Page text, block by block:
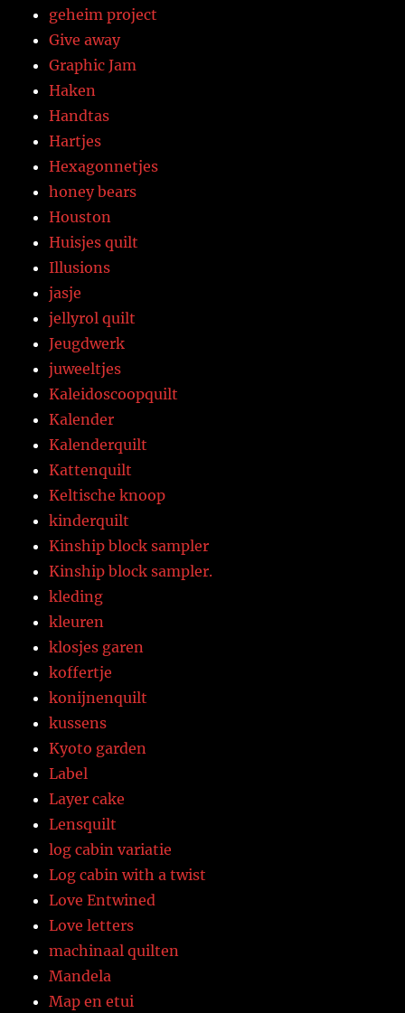
geheim project
Give away
Graphic Jam
Haken
Handtas
Hartjes
Hexagonnetjes
honey bears
Houston
Huisjes quilt
Illusions
jasje
jellyrol quilt
Jeugdwerk
juweeltjes
Kaleidoscoopquilt
Kalender
Kalenderquilt
Kattenquilt
Keltische knoop
kinderquilt
Kinship block sampler
Kinship block sampler.
kleding
kleuren
klosjes garen
koffertje
konijnenquilt
kussens
Kyoto garden
Label
Layer cake
Lensquilt
log cabin variatie
Log cabin with a twist
Love Entwined
Love letters
machinaal quilten
Mandela
Map en etui